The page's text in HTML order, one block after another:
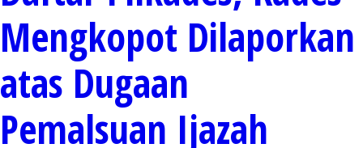
Mengkopot Dilaporkan
atas Dugaan
Pemalsuan Ijazah